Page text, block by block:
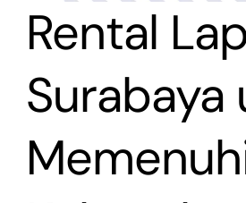
Rental
Surabaya